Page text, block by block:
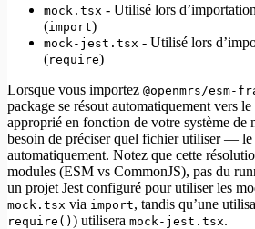
mock.tsx - Utilisé lors
(import)
mock-jest.tsx - Utilisé lors
(require)
Lorsque vous importez @openmrs/esm-
package se résout automatiquement vers
approprié en fonction de votre système de
besoin de préciser quel fichier utiliser — le
automatiquement. Notez que cette
modules (ESM vs CommonJS), pas du
un projet Jest configuré pour utiliser les
mock.tsx via import, tandis qu’une
require() ) utilisera mock-jest.tsx.